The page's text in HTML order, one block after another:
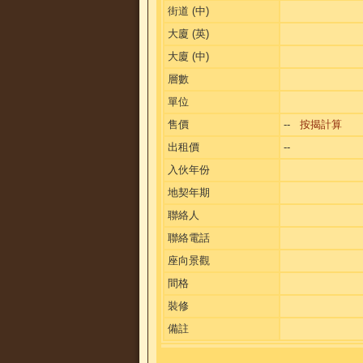
街道 (中)
大廈 (英)
大廈 (中)
層數
單位
售價
-- 按揭計算
出租價
--
入伙年份
地契年期
聯絡人
聯絡電話
座向景觀
間格
裝修
備註